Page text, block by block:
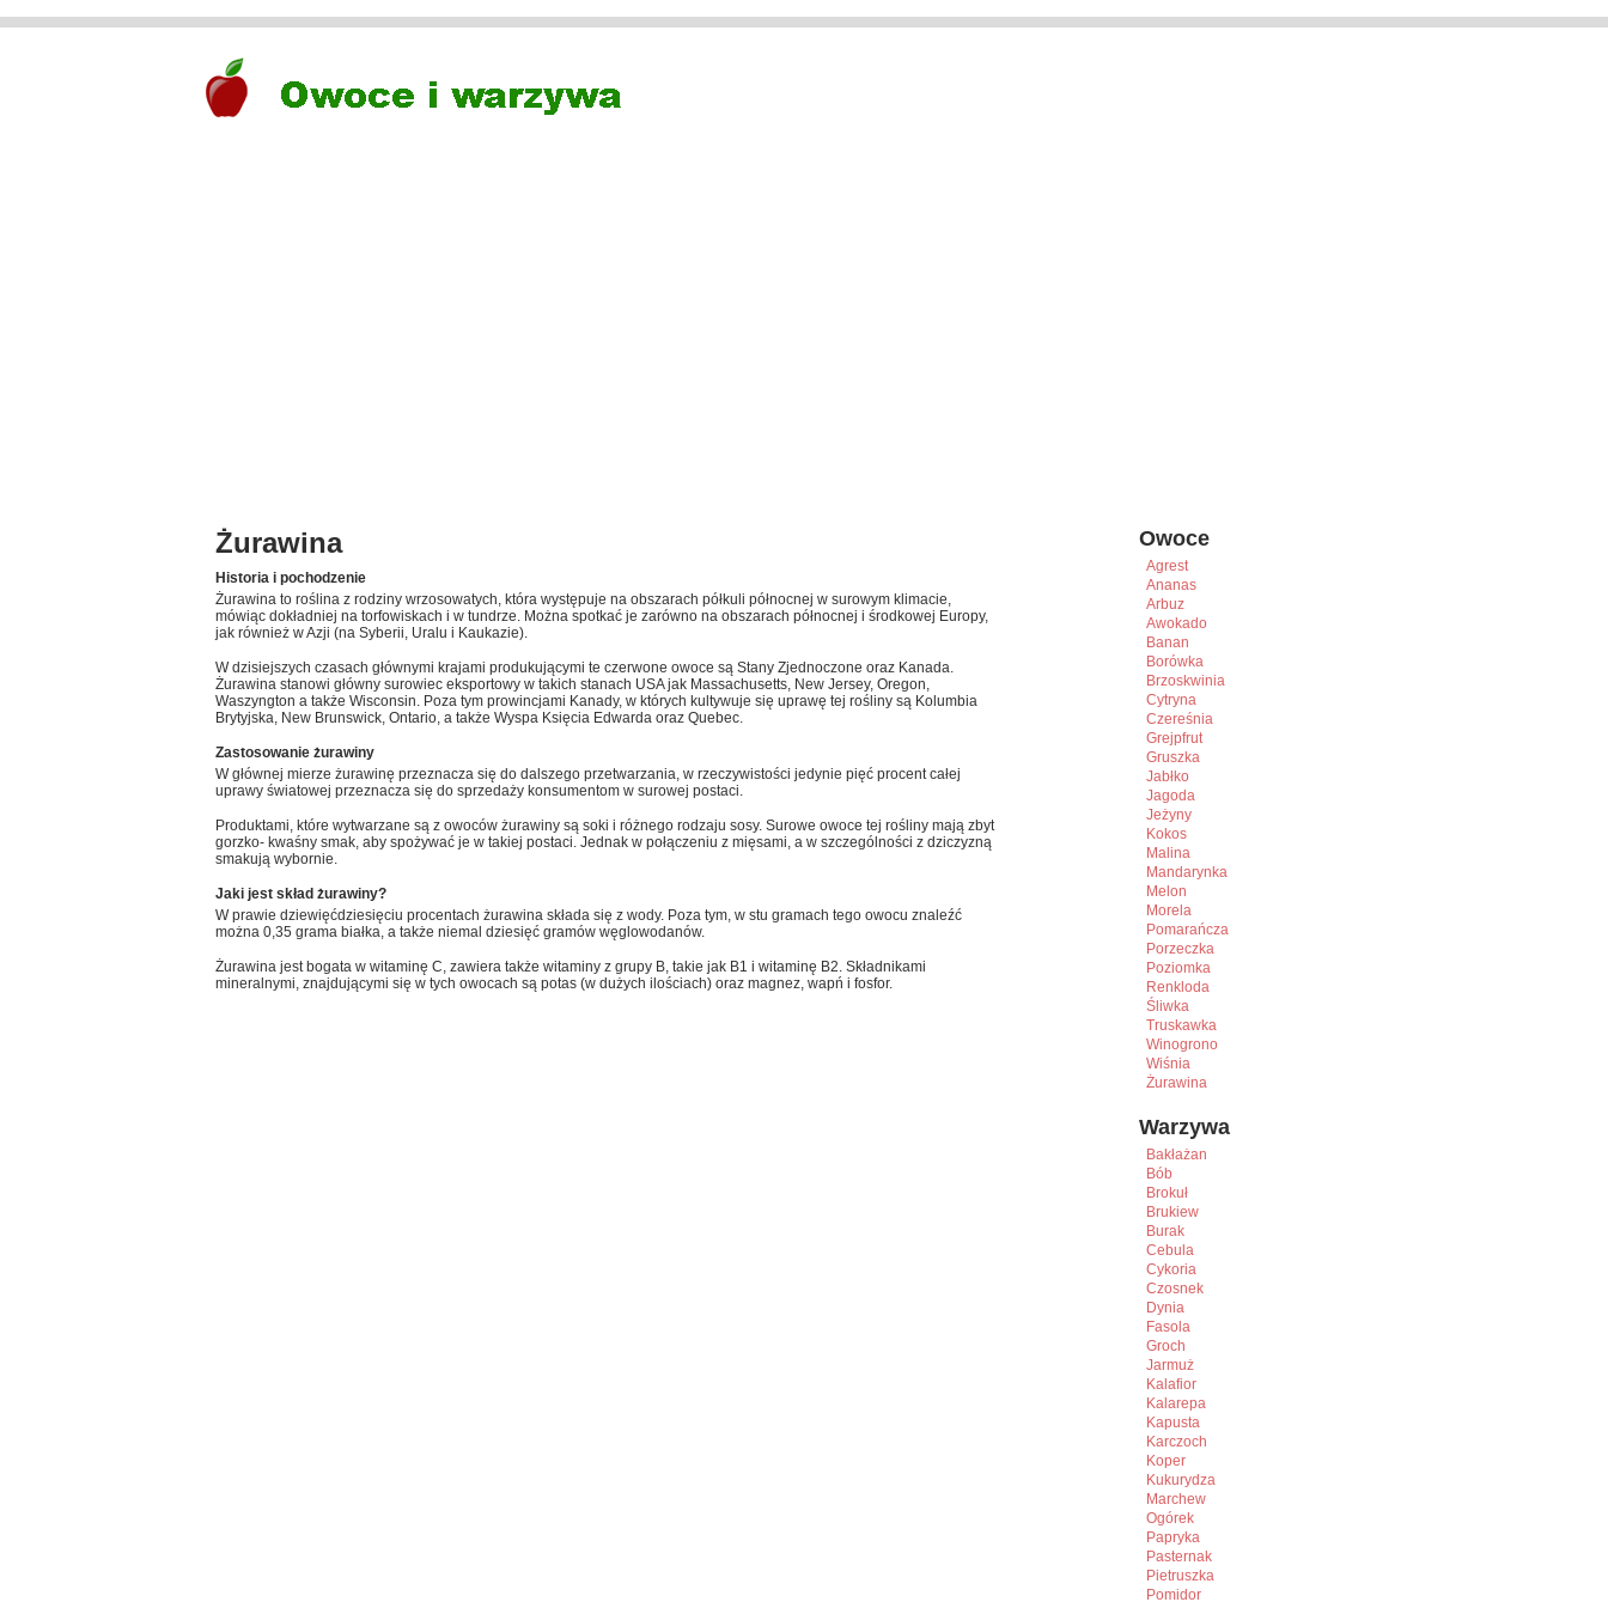
Żurawina
Historia i pochodzenie
Żurawina to roślina z rodziny wrzosowatych, która występuje na obszarach półkuli północnej w surowym klimacie,
mówiąc dokładniej na torfowiskach i w tundrze. Można spotkać je zarówno na obszarach północnej i środkowej Europy,
jak również w Azji (na Syberii, Uralu i Kaukazie).
W dzisiejszych czasach głównymi krajami produkującymi te czerwone owoce są Stany Zjednoczone oraz Kanada.
Żurawina stanowi główny surowiec eksportowy w takich stanach USA jak Massachusetts, New Jersey, Oregon,
Waszyngton a także Wisconsin. Poza tym prowincjami Kanady, w których kultywuje się uprawę tej rośliny są Kolumbia
Brytyjska, New Brunswick, Ontario, a także Wyspa Księcia Edwarda oraz Quebec.
Zastosowanie żurawiny
W głównej mierze żurawinę przeznacza się do dalszego przetwarzania, w rzeczywistości jedynie pięć procent całej
uprawy światowej przeznacza się do sprzedaży konsumentom w surowej postaci.
Produktami, które wytwarzane są z owoców żurawiny są soki i różnego rodzaju sosy. Surowe owoce tej rośliny mają zbyt
gorzko- kwaśny smak, aby spożywać je w takiej postaci. Jednak w połączeniu z mięsami, a w szczególności z dziczyzną
smakują wybornie.
Jaki jest skład żurawiny?
W prawie dziewięćdziesięciu procentach żurawina składa się z wody. Poza tym, w stu gramach tego owocu znaleźć
można 0,35 grama białka, a także niemal dziesięć gramów węglowodanów.
Żurawina jest bogata w witaminę C, zawiera także witaminy z grupy B, takie jak B1 i witaminę B2. Składnikami
mineralnymi, znajdującymi się w tych owocach są potas (w dużych ilościach) oraz magnez, wapń i fosfor.
Owoce
Agrest
Ananas
Arbuz
Awokado
Banan
Borówka
Brzoskwinia
Cytryna
Czereśnia
Grejpfrut
Gruszka
Jabłko
Jagoda
Jeżyny
Kokos
Malina
Mandarynka
Melon
Morela
Pomarańcza
Porzeczka
Poziomka
Renkloda
Śliwka
Truskawka
Winogrono
Wiśnia
Żurawina
Warzywa
Bakłażan
Bób
Brokuł
Brukiew
Burak
Cebula
Cykoria
Czosnek
Dynia
Fasola
Groch
Jarmuż
Kalafior
Kalarepa
Kapusta
Karczoch
Koper
Kukurydza
Marchew
Ogórek
Papryka
Pasternak
Pietruszka
Pomidor